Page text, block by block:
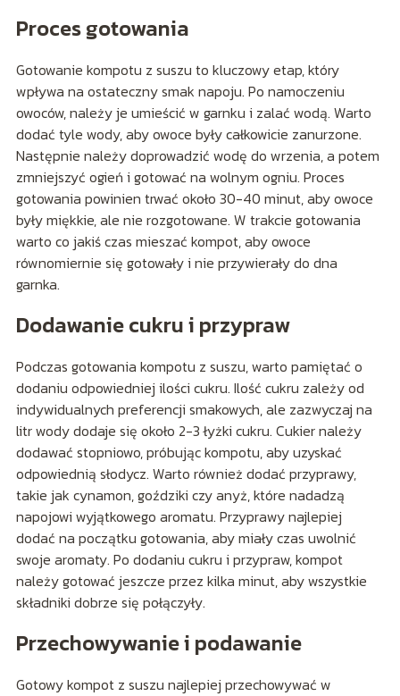
Proces gotowania
Gotowanie kompotu z suszu to kluczowy etap, który
wpływa na ostateczny smak napoju. Po namoczeniu
owoców, należy je umieścić w garnku i zalać wodą. Warto
dodać tyle wody, aby owoce były całkowicie zanurzone.
Następnie należy doprowadzić wodę do wrzenia, a potem
zmniejszyć ogień i gotować na wolnym ogniu. Proces
gotowania powinien trwać około 30-40 minut, aby owoce
były miękkie, ale nie rozgotowane. W trakcie gotowania
warto co jakiś czas mieszać kompot, aby owoce
równomiernie się gotowały i nie przywierały do dna
garnka.
Dodawanie cukru i przypraw
Podczas gotowania kompotu z suszu, warto pamiętać o
dodaniu odpowiedniej ilości cukru. Ilość cukru zależy od
indywidualnych preferencji smakowych, ale zazwyczaj na
litr wody dodaje się około 2-3 łyżki cukru. Cukier należy
dodawać stopniowo, próbując kompotu, aby uzyskać
odpowiednią słodycz. Warto również dodać przyprawy,
takie jak cynamon, goździki czy anyż, które nadadzą
napojowi wyjątkowego aromatu. Przyprawy najlepiej
dodać na początku gotowania, aby miały czas uwolnić
swoje aromaty. Po dodaniu cukru i przypraw, kompot
należy gotować jeszcze przez kilka minut, aby wszystkie
składniki dobrze się połączyły.
Przechowywanie i podawanie
Gotowy kompot z suszu najlepiej przechowywać w